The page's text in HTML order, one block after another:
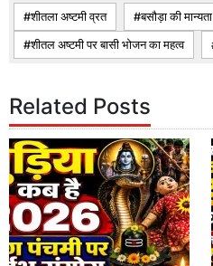
शीतला अष्टमी व्रत बसौड़ा की मान्यता
शीतल अष्टमी पर बासी भोजन का महत्व
Related Posts